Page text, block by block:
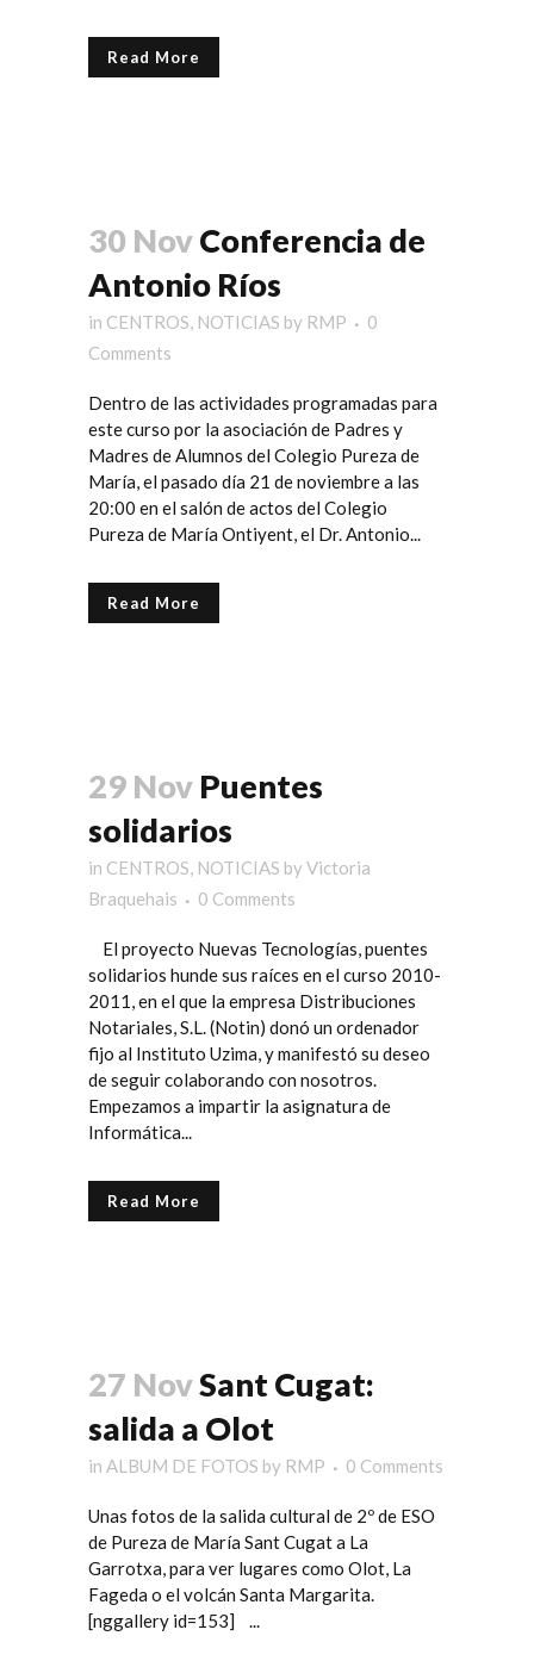
Read More
30 NovConferencia de
Antonio Ríos
in CENTROS, NOTICIAS by RMP
0
Comments
Dentro de las actividades programadas para
este curso por la asociación de Padres y
Madres de Alumnos del Colegio Pureza de
María, el pasado día 21 de noviembre a las
20:00 en el salón de actos del Colegio
Pureza de María Ontiyent, el Dr. Antonio...
Read More
29 Nov Puentes
solidarios
in CENTROS, NOTICIAS by Victoria
Braquehais
0 Comments
El proyecto Nuevas Tecnologías, puentes
solidarios hunde sus raíces en el curso 2010-
2011, en el que la empresa Distribuciones
Notariales, S.L. (Notin) donó un ordenador
fijo al Instituto Uzima, y manifestó su deseo
de seguir colaborando con nosotros.
Empezamos a impartir la asignatura de
Informática...
Read More
27 NovSant Cugat:
salida a Olot
in ALBUM DE FOTOS by RMP 0 Comments
Unas fotos de la salida cultural de 2º de ESO
de Pureza de María Sant Cugat a La
Garrotxa, para ver lugares como Olot, La
Fageda o el volcán Santa Margarita.
[nggallery id=153] ...